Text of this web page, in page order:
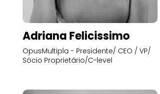
Adriana Felicissimo
OpusMultipla - Presidente/ CEO / VP/
Sócio Proprietário/C-level